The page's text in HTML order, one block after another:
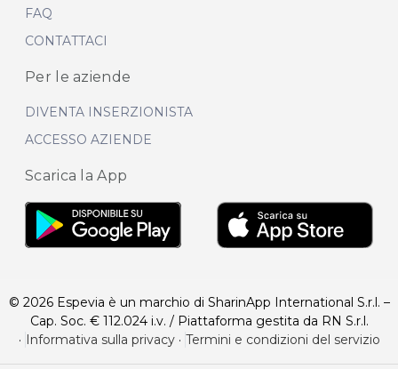
FAQ
CONTATTACI
Per le aziende
DIVENTA INSERZIONISTA
ACCESSO AZIENDE
Scarica la App
© 2026 Espevia è un marchio di SharinApp International S.r.l. –
Cap. Soc. € 112.024 i.v. / Piattaforma gestita da RN S.r.l.
· Informativa sulla privacy· Termini e condizioni del servizio